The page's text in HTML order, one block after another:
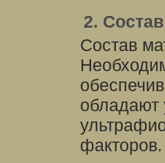
2.
Состав
обладают
факторов.